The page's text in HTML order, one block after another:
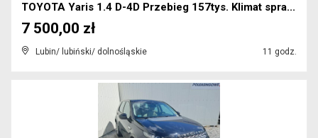
TOYOTA Yaris 1.4 D-4D Przebieg 157tys. Klimat spra...
Lubin/ lubiński/ dolnośląskie 11 godz.
7 500,00 zł